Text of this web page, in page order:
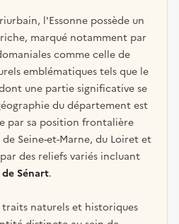
l'Essonne possède un
marqué notamment par
comme celle de
emblématiques tels que le
une partie significative se
du département est
par sa position frontalière
Seine-et-Marne, du Loiret et
des reliefs variés incluant
Sénart.
naturels et historiques